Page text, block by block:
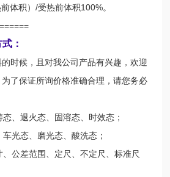
体积）/受热前体积100%。
：
时候，且对我公司产品有兴趣，欢迎
了保证所询价格准确合理，请您务必
、退火态、固溶态、时效态；
光态、磨光态、酸洗态；
公差范围、定尺、不定尺、标准尺